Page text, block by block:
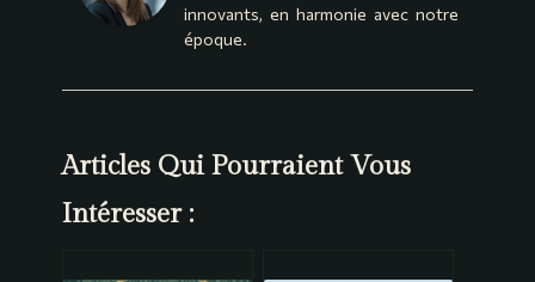
innovants, en harmonie avec notre
époque.
Articles Qui Pourraient Vous
Intéresser :